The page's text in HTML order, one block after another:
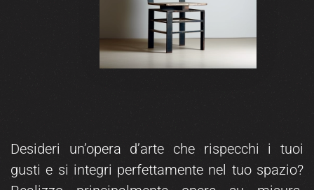
Desideri un’opera d’arte che rispecchi i tuoi
gusti e si integri perfettamente nel tuo spazio?